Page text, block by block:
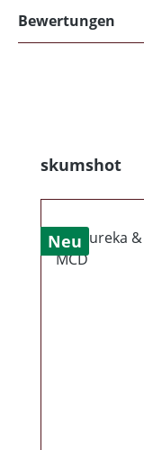
Bewertungen
Produktgalerie
skumshot
Neu